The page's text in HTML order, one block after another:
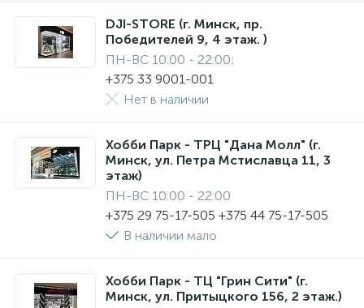
DJI-STORE (г. Минск, пр.
Победителей 9, 4 этаж. )
ПН-ВС 10:00 - 22:00;
+375 33 9001-001
Нет в наличии
Хобби Парк - ТРЦ "Дана Молл" (г.
Минск, ул. Петра Мстиславца 11, 3
этаж)
ПН-ВС 10:00 - 22:00
+375 29 75-17-505 +375 44 75-17-505
В наличии мало
Хобби Парк - ТЦ "Грин Сити" (г.
Минск, ул. Притыцкого 156, 2 этаж.)